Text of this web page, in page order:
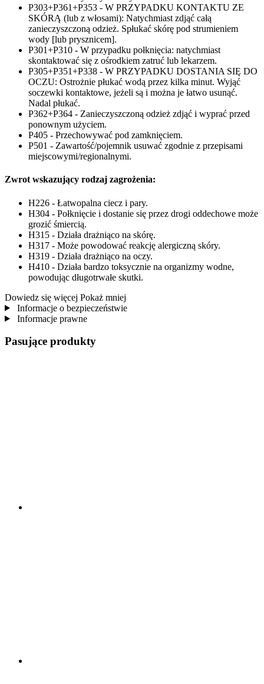
P303+P361+P353 - W PRZYPADKU KONTAKTU ZE
SKÓRĄ (lub z włosami): Natychmiast zdjąć całą
zanieczyszczoną odzież. Spłukać skórę pod strumieniem
wody [lub prysznicem].
P301+P310 - W przypadku połknięcia: natychmiast
skontaktować się z ośrodkiem zatruć lub lekarzem.
P305+P351+P338 - W PRZYPADKU DOSTANIA SIĘ DO
OCZU: Ostrożnie płukać wodą przez kilka minut. Wyjąć
soczewki kontaktowe, jeżeli są i można je łatwo usunąć.
Nadal płukać.
P362+P364 - Zanieczyszczoną odzież zdjąć i wyprać przed
ponownym użyciem.
P405 - Przechowywać pod zamknięciem.
P501 - Zawartość/pojemnik usuwać zgodnie z przepisami
miejscowymi/regionalnymi.
Zwrot wskazujący rodzaj zagrożenia:
H226 - Łatwopalna ciecz i pary.
H304 - Połknięcie i dostanie się przez drogi oddechowe może
grozić śmiercią.
H315 - Działa drażniąco na skórę.
H317 - Może powodować reakcję alergiczną skóry.
H319 - Działa drażniąco na oczy.
H410 - Działa bardzo toksycznie na organizmy wodne,
powodując długotrwałe skutki.
Dowiedz się więcej Pokaż mniej
Informacje o bezpieczeństwie
Informacje prawne
Pasujące produkty